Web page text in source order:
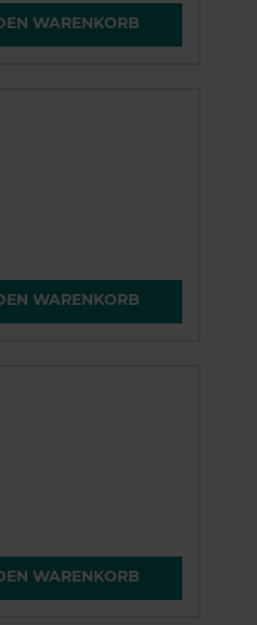
WARENKORB
WARENKORB
WARENKORB